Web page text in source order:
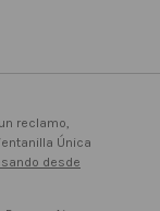
reclamo,
Única
desde